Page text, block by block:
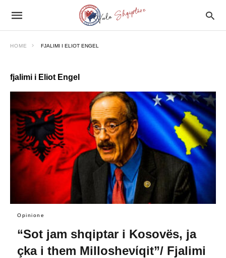
HOME FJALIMI I ELIOT ENGEL
fjalimi i Eliot Engel
Opinione
“Sot jam shqiptar i Kosovës, ja
çka i them Millosheνίqit”/ Fjalimi